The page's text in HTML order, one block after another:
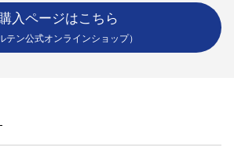
購入ページはこちら
テン公式オンラインショップ）